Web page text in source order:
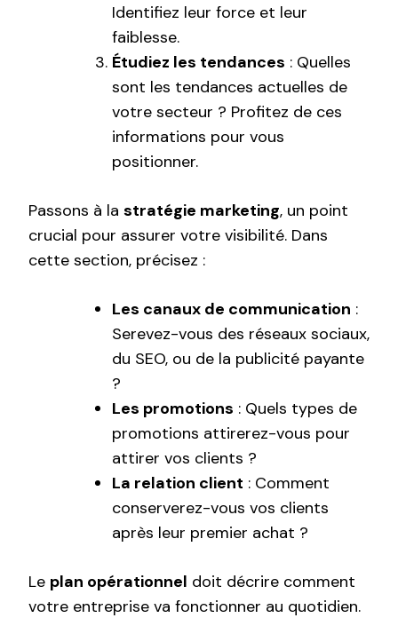
Identifiez leur force et leur
faiblesse.
Étudiez les tendances : Quelles
sont les tendances actuelles de
votre secteur ? Profitez de ces
informations pour vous
positionner.
Passons à la stratégie marketing, un point
crucial pour assurer votre visibilité. Dans
cette section, précisez :
Les canaux de communication :
Serevez-vous des réseaux sociaux,
du SEO, ou de la publicité payante
?
Les promotions : Quels types de
promotions attirerez-vous pour
attirer vos clients ?
La relation client : Comment
conserverez-vous vos clients
après leur premier achat ?
Le plan opérationnel doit décrire comment
votre entreprise va fonctionner au quotidien.